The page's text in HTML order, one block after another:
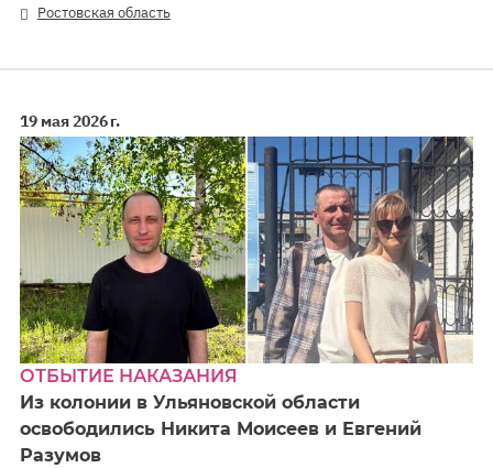
Ростовская область
19 мая 2026 г.
ОТБЫТИЕ НАКАЗАНИЯ
Из колонии в Ульяновской области
освободились Никита Моисеев и Евгений
Разумов